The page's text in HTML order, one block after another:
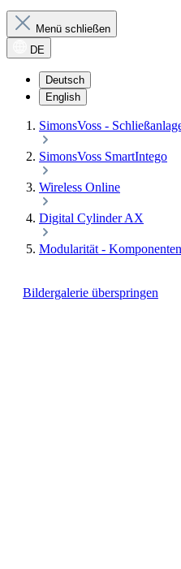
Menü schließen
DE
Deutsch
English
SimonsVoss -
SimonsVoss SmartIntego
Wireless Online
Digital Cylinder AX
Modularität - Komponenten
Bildergalerie überspringen